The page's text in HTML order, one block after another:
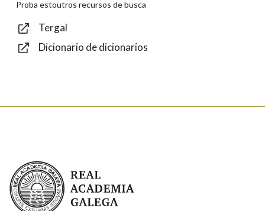
Enviar
Proba estoutros recursos de busca
Tergal
Dicionario de dicionarios
Real Academia Galega